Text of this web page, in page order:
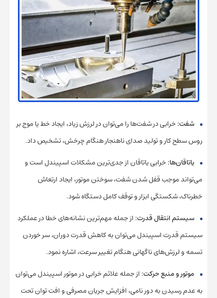
شفت: خرابی در شفت‌ها را می‌توان در لرزش زیاد، ایجاد خط یا موج بر
روس سطح کار و تولید صدای ناهنجار هنگام چرخش، تشخیص داد.
یاتاقان‌ها: خرابی یاتاقان از جدی‌ترین مشکلات اسپیندل است و
می‌تواند موجب قفل شدن شفت، سوختن موتور، ایجاد ارتعاش
خطرناک، شکستگی ابزار و توقف کامل دستگاه شود.
سیستم انتقال قدرت: از جمله مهم‌ترین نشانه‌های خطا در عملکرد
سیستم قدرت اسپیندل می‌توان به کاهش قدرت دوران، سر خوردن
تسمه و لرزش‌های ناگهانی هنگام تغییر سرعت، اشاره نمود.
موتور و منبع حرکت: از جمله علائم خرابی در موتور اسپیندل می‌توان
به عدم رسیدن به دور نامی، افزایش جریان مصرفی و افت توان تحت